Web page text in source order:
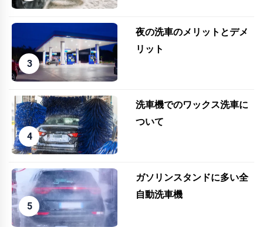
夜の洗車のメリットとデメ
リット
洗車機でのワックス洗車に
ついて
ガソリンスタンドに多い全
自動洗車機